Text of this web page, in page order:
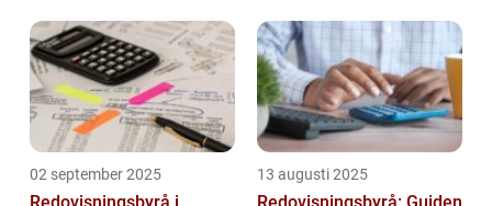
02 september 2025
Redovisningsbyrå i
13 augusti 2025
Redovisningsbyrå: Guiden